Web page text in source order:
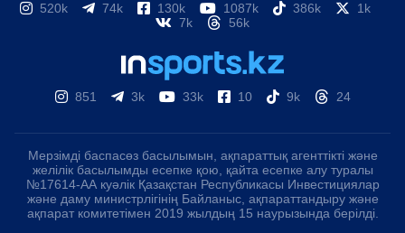
520k 74k 130k 1087k 386k
1k
7k
56k
851 3k 33k 10 9k 24
Мерзімді баспасөз басылымын, ақпараттық агенттікті және
желілік басылымды есепке қою, қайта есепке алу туралы
№17614-АА куәлік Қазақстан Республикасы Инвестициялар
және даму министрлігінің Байланыс, ақпараттандыру және
ақпарат комитетімен 2019 жылдың 15 наурызында берілді.